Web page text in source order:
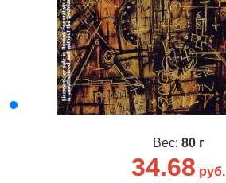
Вес: 80 г
34.68 руб.